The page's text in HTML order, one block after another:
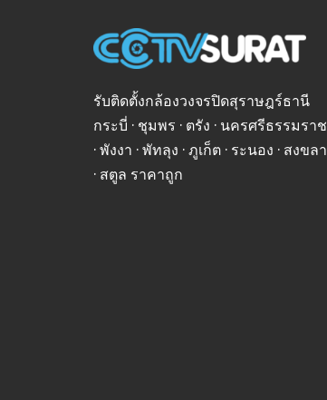
รับติดตั้งกล้องวงจรปิดสุราษฎร์ธานี
กระบี่ · ชุมพร · ตรัง · นครศรีธรรมราช
· พังงา · พัทลุง · ภูเก็ต · ระนอง · สงขลา
· สตูล ราคาถูก